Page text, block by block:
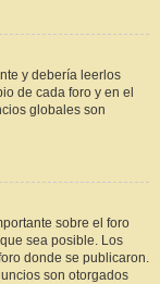
y debería leerlos
de cada foro y en el
globales son
sobre el foro
sea posible. Los
donde se publicaron.
son otorgados